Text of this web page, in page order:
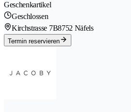
Geschenkartikel
Geschlossen
Kirchstrasse 7B8752 Näfels
Termin reservieren